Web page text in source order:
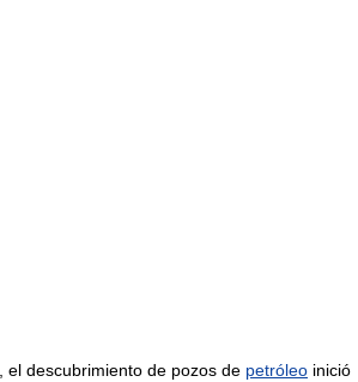
, el descubrimiento de pozos de petróleo inició